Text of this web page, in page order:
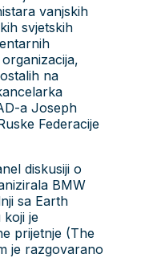
vanjskih
svjetskih
na
a Joseph
Federacije
diskusiji o
BMW
sa Earth
koji je
prijetnje (The
je razgovarano